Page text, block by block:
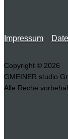
Impressum
Copyright © 2026
GMEINER studio
Alle Reche